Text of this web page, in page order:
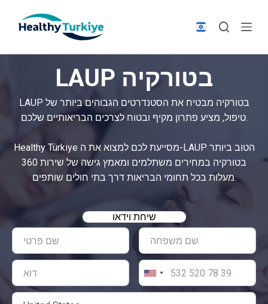
p
t
LAUP בטורקיה
LAUP בטורקיה מבטיח את הסטנדרטים הגבוהים ביותר של
טיפול, מציע פתרון מקיף ובטוח לצרכים הבריאותיים שלכם.
Healthy Türkiye מסייעת לכם למצוא את ה-LAUP הטוב ביותר
בטורקיה במחירים משתלמים ומאמץ גישה של שירות 360
מעלות בכל תחומי הבריאות דרך בתי חולים שותפים.
שיחת וידאו